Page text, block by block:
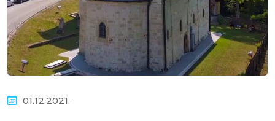
01.12.2021.